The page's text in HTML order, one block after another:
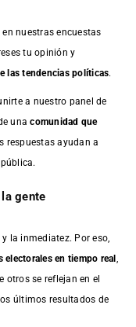
nuestras encuestas
tu opinión y
las tendencias políticas.
a nuestro panel de
unacomunidad que
respuestas ayudan a
gente
la inmediatez. Por eso,
electorales en tiempo real ,
otros se reflejan en el
últimos resultados de